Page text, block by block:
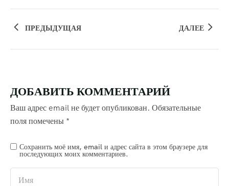
ПРЕДЫДУЩАЯ ДАЛЕЕ
ДОБАВИТЬ КОММЕНТАРИЙ
Ваш адрес email не будет опубликован. Обязательные
поля помечены *
Сохранить моё имя, email и адрес сайта в этом браузере для
последующих моих комментариев.